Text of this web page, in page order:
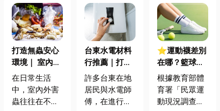
打造無蟲安心
環境｜ 室內外
害蟲防治全攻
略
在日常生活
中，室內外害
蟲往往在不知
台東水電材料
行推薦｜打造
安全耐用的居
家環境
許多台東在地
居民與水電師
傅，在進行居
⭐運動襪差別
在哪？籃球、
慢跑、排球襪
挑選全攻略，
穿對了運動不
根據教育部體
育署「民眾運
動現況調查」